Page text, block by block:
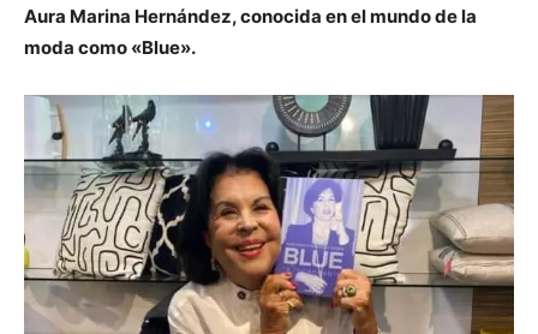
Aura Marina Hernández, conocida en el mundo de la
moda como «Blue».